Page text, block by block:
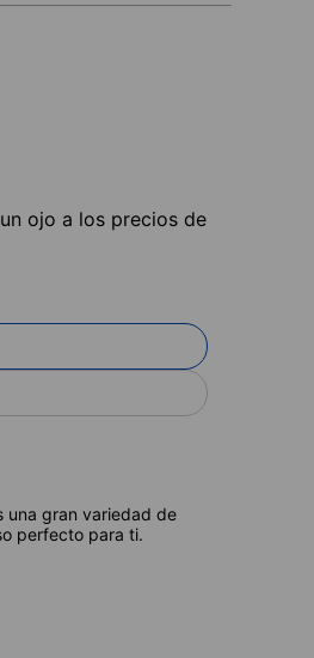
ojo a los precios de
una gran variedad de
perfecto para ti.